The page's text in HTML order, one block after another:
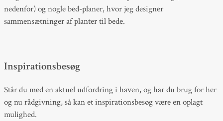
nedenfor) og nogle bed-planer, hvor jeg designer
sammensætninger af planter til bede.
Inspirationsbesøg
Står du med en aktuel udfordring i haven, og har du brug for her
og nu rådgivning, så kan et inspirationsbesøg være en oplagt
mulighed.